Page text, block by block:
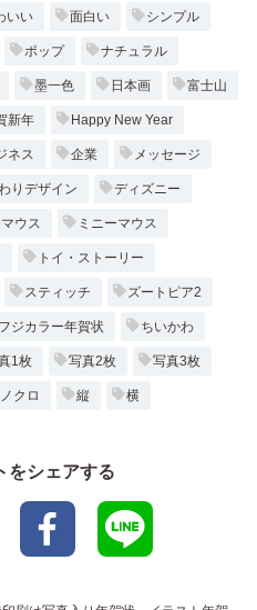
いい 面白い シンプル
ポップ ナチュラル
墨一色 日本画 富士山
新年 Happy New Year
ネス 企業 メッセージ
りデザイン ディズニー
ウス ミニーマウス
トイ・ストーリー
スティッチ ズートピア2
フジカラー年賀状 ちいかわ
1枚 写真2枚 写真3枚
クロ 縦 横
をシェアする